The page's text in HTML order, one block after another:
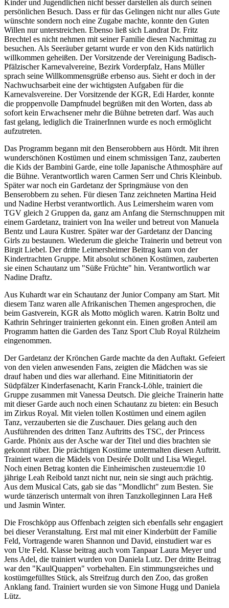
Kinder und Jugendlichen nicht besser darstellen als durch seinen
persönlichen Besuch. Dass er für das Gelingen nicht nur alles Gute
wünschte sondern noch eine Zugabe machte, konnte den Guten
Willen nur unterstreichen. Ebenso ließ sich Landrat Dr. Fritz
Brechtel es nicht nehmen mit seiner Familie diesen Nachmittag zu
besuchen. Als Seeräuber getarnt wurde er von den Kids natürlich
willkommen geheißen. Der Vorsitzende der Vereinigung Badisch-
Pfälzischer Karnevalvereine, Bezirk Vorderpfalz, Hans Müller
sprach seine Willkommensgrüße erbenso aus. Sieht er doch in der
Nachwuchsarbeit eine der wichtigsten Aufgaben für die
Karnevalsvereine. Der Vorsitzende der KGR, Edi Harder, konnte
die proppenvolle Dampfnudel begrüßen mit den Worten, dass ab
sofort kein Erwachsener mehr die Bühne betreten darf. Was auch
fast gelang, lediglich die TrainerInnen wurde es noch ermöglicht
aufzutreten.
Das Programm begann mit den Benserobbern aus Hördt. Mit ihren
wunderschönen Kostümen und einem schmissigen Tanz, zauberten
die Kids der Bambini Garde, eine tolle Japanische Athmosphäre auf
die Bühne. Verantwortlich waren Carmen Serr und Chris Kleinbub.
Später war noch ein Gardetanz der Springmäuse von den
Benserobbern zu sehen. Für diesen Tanz zeichneten Martina Heid
und Nadine Herbst verantwortlich. Aus Leimersheim waren vom
TGV gleich 2 Gruppen da, ganz am Anfang die Sternschnuppen mit
einem Gardetanz, trainiert von Ina weiler und betreut von Manuela
Bentz und Laura Kustrer. Später war der Gardetanz der Dancing
Girls zu bestaunen. Wiederum die gleiche Trainerin und betreut von
Birgit Liebel. Der dritte Leimersheimer Beitrag kam von der
Kindertrachten Gruppe. Mit absolut schönen Kostümen, zauberten
sie einen Schautanz um "Süße Früchte" hin. Verantwortlich war
Nadine Draftz.
Aus Kuhardt war ein Schautanz der Junior Company am Start. Mit
diesem Tanz waren alle Afrikanischen Themen angesprochen, die
beim Gastverein, KGR als Motto möglich waren. Katrin Boltz und
Kathrin Sehringer trainierten gekonnt ein. Einen großen Anteil am
Programm hatten die Garden des Tanz Sport Club Royal Rülzheim
eingenommen.
Der Gardetanz der Krönchen Garde machte da den Auftakt. Gefeiert
von den vielen anwesenden Fans, zeigten die Mädchen was sie
drauf haben und dies war allerhand. Eine Mitinitiatorin der
Südpfälzer Kinderfasenacht, Karin Franck-Löhle, trainiert die
Gruppe zusammen mit Vanessa Deutsch. Die gleiche Trainerin hatte
mit dieser Garde auch noch einen Schautanz zu bieten: ein Besuch
im Zirkus Royal. Mit vielen tollen Kostümen und einem agilen
Tanz, verzauberten sie die Zuschauer. Dies gelang auch den
Ausführenden des dritten Tanz Auftritts des TSC, der Princess
Garde. Phönix aus der Asche war der Titel und dies brachten sie
gekonnt rüber. Die prächtigen Kostüme untermalten diesen Auftritt.
Trainiert waren die Mädels von Desirée Dollt und Lisa Wiegel.
Noch einen Betrag konten die Einheimischen zusteuern:die 10
jährige Leah Reibold tanzt nicht nur, nein sie singt auch prächtig.
Aus dem Musical Cats, gab sie das "Mondlicht" zum Besten. Sie
wurde tänzerisch untermalt von ihren Tanzkolleginnen Lara Heß
und Jasmin Winter.
Die Froschköpp aus Offenbach zeigten sich ebenfalls sehr engagiert
bei dieser Veranstaltung. Erst mal mit einer Kinderbütt der Familie
Feld, Vortragende waren Shannon und David, einstudiert war es
von Ute Feld. Klasse beitrag auch vom Tanpaar Laura Meyer und
Jens Adel, die trainiert wurden von Daniela Lutz. Der dritte Beitrag
war den "KaulQuappen" vorbehalten. Ein stimmungsreiches und
kostümgefülltes Stück, als Streifzug durch den Zoo, das großen
Anklang fand. Trainiert wurden sie von Simone Hugg und Daniela
Lütz.